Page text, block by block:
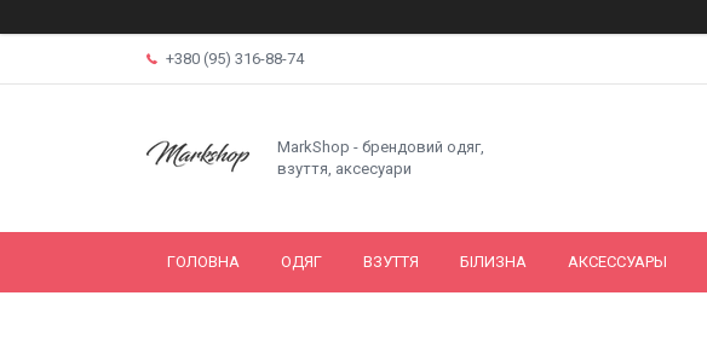
+380 (95) 316-88-74
MarkShop - брендовий одяг,
взуття, аксесуари
ГОЛОВНА ОДЯГ ВЗУТТЯ БІЛИЗНА АКСЕССУАРЫ